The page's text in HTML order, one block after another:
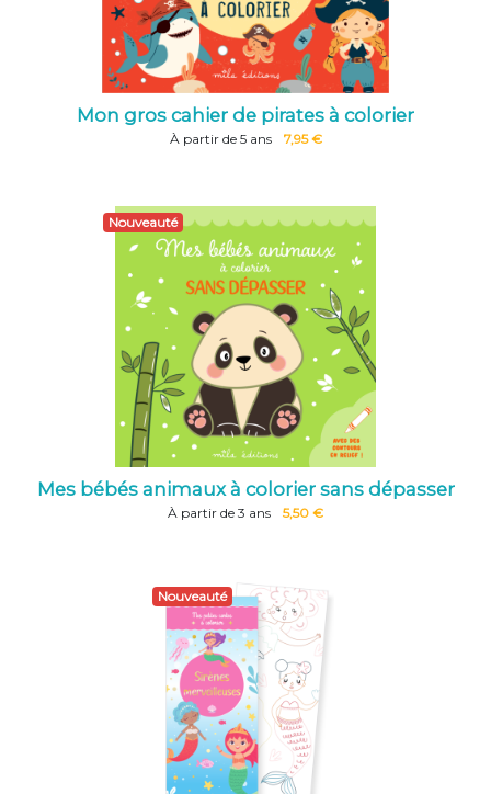
Mon gros cahier de pirates à colorier
À partir de 5 ans 7,95 €
Nouveauté
Mes bébés animaux à colorier sans dépasser
À partir de 3 ans 5,50 €
Nouveauté